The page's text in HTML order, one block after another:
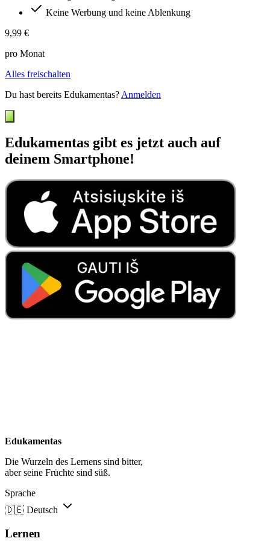
Keine Werbung und keine Ablenkung
9,99 €
pro Monat
Alles freischalten
Du hast bereits Edukamentas? Anmelden
Edukamentas gibt es jetzt auch auf
deinem Smartphone!
Edukamentas
Die Wurzeln des Lernens sind bitter,
aber seine Früchte sind süß.
Sprache
🇩🇪 Deutsch
Lernen